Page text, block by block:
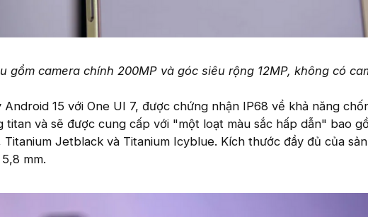
gồm camera chính 200MP và góc siêu rộng 12MP, không có
Android 15 với One UI 7, được chứng nhận IP68 về khả năng
titan và sẽ được cung cấp với "một loạt màu sắc hấp dẫn" bao
Titanium Jetblack và Titanium Icyblue. Kích thước đầy đủ của
mm.